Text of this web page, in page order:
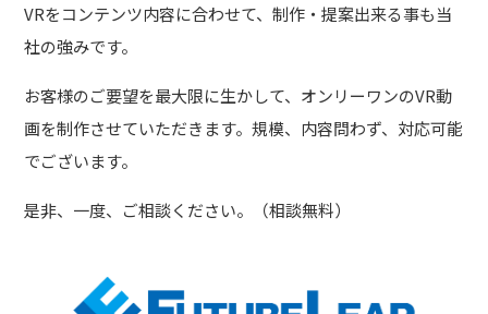
VRをコンテンツ内容に合わせて、制作・提案出来る事も当
社の強みです。
お客様のご要望を最大限に生かして、オンリーワンのVR動
画を制作させていただきます。規模、内容問わず、対応可能
でございます。
是非、一度、ご相談ください。（相談無料）